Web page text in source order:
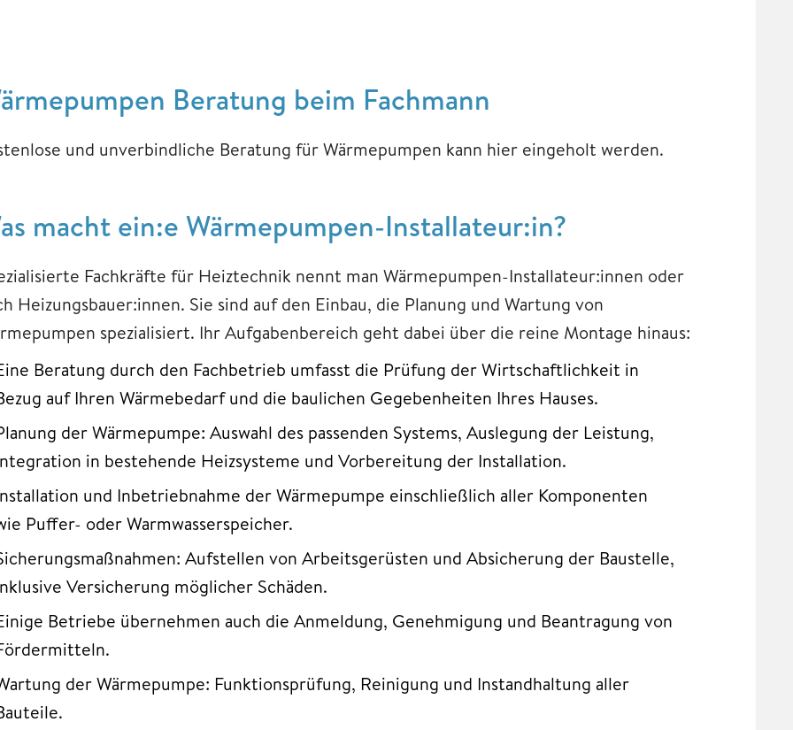
Beratung beim Fachmann
und unverbindliche Beratung für Wärmepumpen kann hier eingeholt werden.
macht ein:e Wärmepumpen-Installateur:in?
Fachkräfte für Heiztechnik nennt man Wärmepumpen-Installateur:innen oder
Heizungsbauer:innen. Sie sind auf den Einbau, die Planung und Wartung von
spezialisiert. Ihr Aufgabenbereich geht dabei über die reine Montage hinaus:
Beratung durch den Fachbetrieb umfasst die Prüfung der Wirtschaftlichkeit in
auf Ihren Wärmebedarf und die baulichen Gegebenheiten Ihres Hauses.
der Wärmepumpe: Auswahl des passenden Systems, Auslegung der Leistung,
in bestehende Heizsysteme und Vorbereitung der Installation.
und Inbetriebnahme der Wärmepumpe einschließlich aller Komponenten
Puffer- oder Warmwasserspeicher.
Aufstellen von Arbeitsgerüsten und Absicherung der Baustelle,
Versicherung möglicher Schäden.
Betriebe übernehmen auch die Anmeldung, Genehmigung und Beantragung von
der Wärmepumpe: Funktionsprüfung, Reinigung und Instandhaltung aller